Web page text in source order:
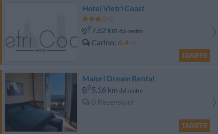
Hotel Vietri Coast
7.62 km dal centro
Carino 6.4/10
TARIFFE
Maiori Dream Rental
5.16 km dal centro
0 Recensioni
TARIFFE